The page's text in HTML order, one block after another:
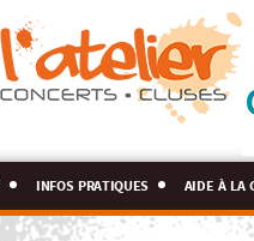
infos pratiques aide à la